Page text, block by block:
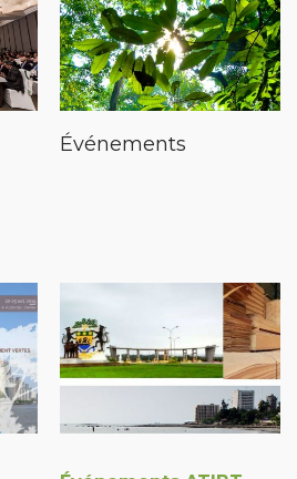
Événements